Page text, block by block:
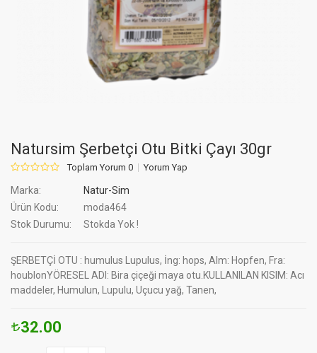
Natursim Şerbetçi Otu Bitki Çayı 30gr
Toplam Yorum 0 Yorum Yap
Marka:
Natur-Sim
Ürün Kodu:
moda464
Stok Durumu:
Stokda Yok !
ŞERBETÇİ OTU : humulus Lupulus, İng: hops, Alm: Hopfen, Fra:
houblonYÖRESEL ADI: Bira çiçeği maya otu.KULLANILAN KISIM: Acı
maddeler, Humulun, Lupulu, Uçucu yağ, Tanen,
32.00